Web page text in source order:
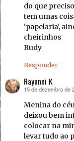
do que
tem umas
‘papelaria’,
cheirinhos
Rudy
Responder
Rayanni K
disse:
15 de dezembro de
Menina do
deixou bem
colocar na
levar tudo ao